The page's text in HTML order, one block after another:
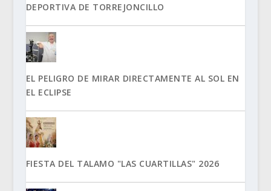
DEPORTIVA DE TORREJONCILLO
EL PELIGRO DE MIRAR DIRECTAMENTE AL SOL EN
EL ECLIPSE
FIESTA DEL TALAMO "LAS CUARTILLAS" 2026